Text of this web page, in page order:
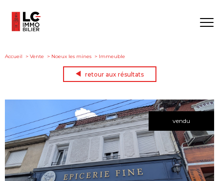
Accueil Vente Noeux les mines Immeuble
retour aux résultats
vendu